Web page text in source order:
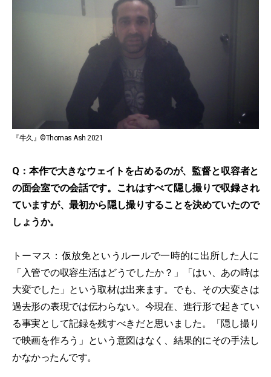
『牛久』©Thomas Ash 2021
Q：本作で大きなウェイトを占めるのが、監督と収容者と
の面会室での会話です。これはすべて隠し撮りで収録され
ていますが、最初から隠し撮りすることを決めていたので
しょうか。
トーマス：仮放免というルールで一時的に出所した人に
「入管での収容生活はどうでしたか？」「はい、あの時は
大変でした」という取材は出来ます。でも、その大変さは
過去形の表現では伝わらない。今現在、進行形で起きてい
る事実として記録を残すべきだと思いました。「隠し撮り
で映画を作ろう」という意図はなく、結果的にその手法し
かなかったんです。